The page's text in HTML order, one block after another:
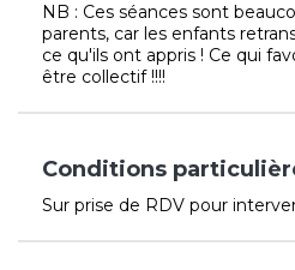
NB : Ces séances sont
parents, car les enfants
ce qu'ils ont appris ! Ce qui
être collectif !!!!
Conditions
Sur prise de RDV pour